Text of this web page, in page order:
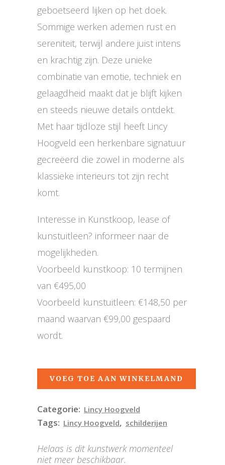
geboetseerd lijken op het doek.
Sommige werken ademen rust en
sereniteit, terwijl andere juist intens
en krachtig zijn. Deze unieke
combinatie van emotie, techniek en
gelaagdheid maakt dat je blijft kijken
en steeds nieuwe details ontdekt.
Met haar tijdloze stijl heeft Lincy
Hoogveld een herkenbare signatuur
gecreëerd die zowel in moderne als
klassieke interieurs tot zijn recht
komt.
Interesse in Kunstkoop, lease of
kunstuitleen? informeer naar de
mogelijkheden.
Voorbeeld kunstkoop: 10 termijnen
van €495,00
Voorbeeld kunstuitleen: €148,50 per
maand waarvan €99,00 gespaard
wordt.
VOEG TOE AAN WINKELMAND
Categorie: Lincy Hoogveld
Tags: Lincy Hoogveld, schilderijen
Helaas is dit kunstwerk momenteel
niet meer beschikbaar.